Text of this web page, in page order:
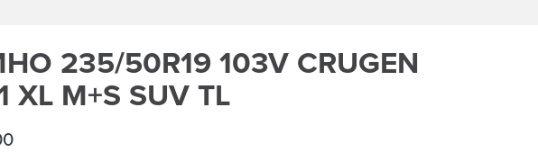
235/50R19 103V CRUGEN
XL M+S SUV TL